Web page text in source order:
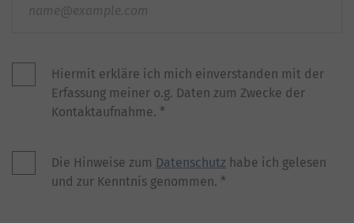
Hiermit erkläre ich mich einverstanden mit der
Erfassung meiner o.g. Daten zum Zwecke der
Kontaktaufnahme. *
Die Hinweise zum Datenschutz habe ich gelesen
und zur Kenntnis genommen. *